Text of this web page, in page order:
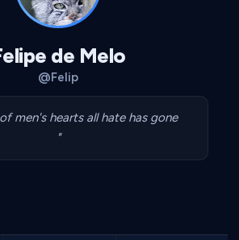
curadoria pode
plataforma.
interoperável,
de Melo
@Felip
men's hearts all hate has gone
"